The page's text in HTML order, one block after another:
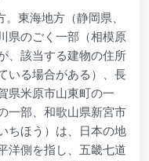
東海地方（静岡県、
県のごく一部（相模原
、該当する建物の住所
いる場合がある）、長
県米原市山東町の一
一部、和歌山県新宮市
ちほう）は、日本の地
洋側を指し、五畿七道